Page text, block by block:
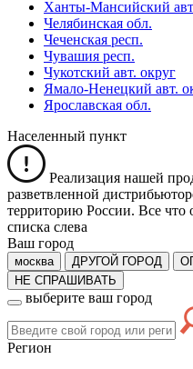
Ханты-Мансийский
Челябинская обл.
Чеченская респ.
Чувашия респ.
Чукотский авт. округ
Ямало-Ненецкий авт.
Ярославская обл.
Населенный пункт
Реализация нашей
разветвленной
территорию России. Все что
списка слева
Ваш город
москва ДРУГОЙ ГОРОД
НЕ СПРАШИВАТЬ
выберите ваш город
Регион